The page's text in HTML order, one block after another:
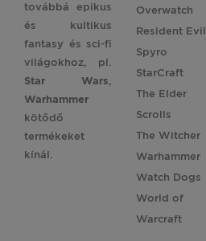
továbbá epikus
és kultikus
fantasy és sci-fi
világokhoz, pl.
Star
Wars,
Warhammer
kötődő
termékeket
kínál.
Overwatch
Resident Evil
Spyro
StarCraft
The Elder
Scrolls
The Witcher
Warhammer
Watch Dogs
World of
Warcraft